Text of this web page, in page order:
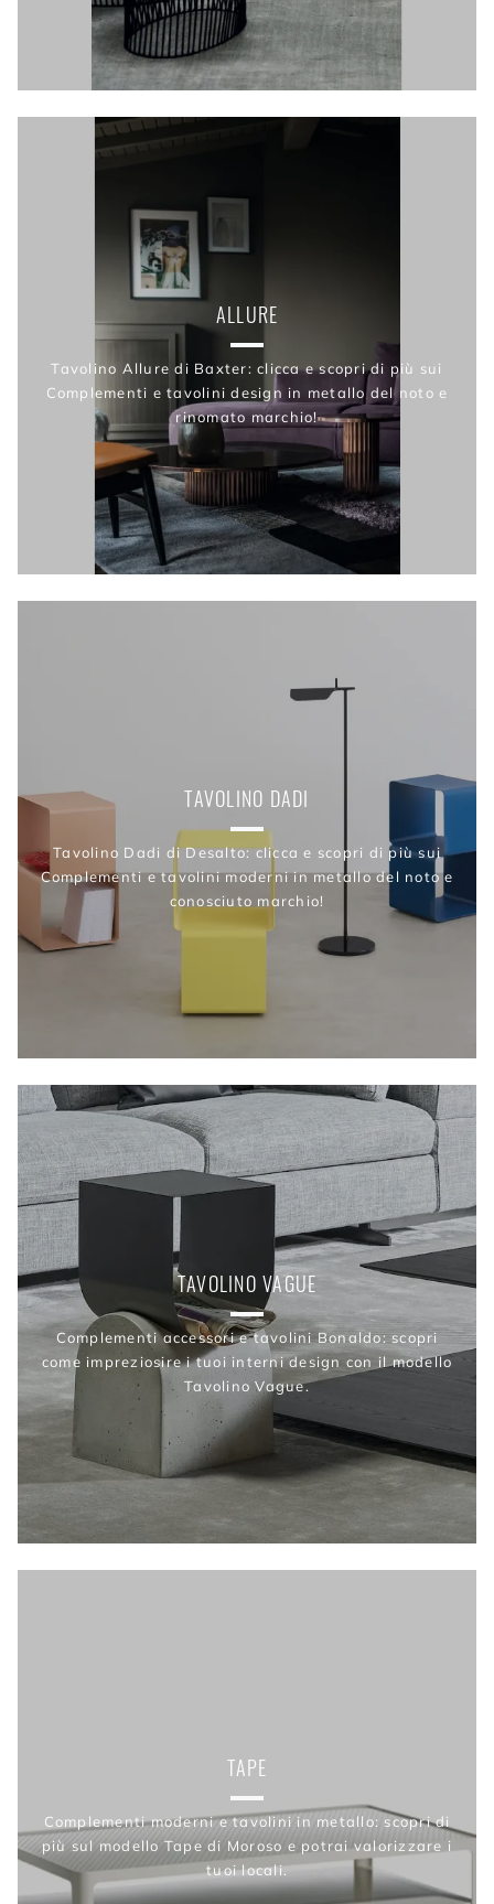
ALLURE
Tavolino Allure di Baxter: clicca e scopri di più sui
Complementi e tavolini design in metallo del noto e
rinomato marchio!
TAVOLINO DADI
Tavolino Dadi di Desalto: clicca e scopri di più sui
Complementi e tavolini moderni in metallo del noto e
conosciuto marchio!
TAVOLINO VAGUE
Complementi accessori e tavolini Bonaldo: scopri
come impreziosire i tuoi interni design con il modello
Tavolino Vague.
TAPE
Complementi moderni e tavolini in metallo: scopri di
più sul modello Tape di Moroso e potrai valorizzare i
tuoi locali.